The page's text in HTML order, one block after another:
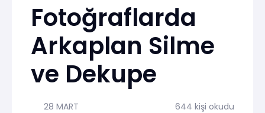
Fotoğraflarda
Arkaplan Silme
ve Dekupe
28 MART 644 kişi okudu